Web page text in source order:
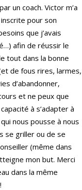
un coach. Victor m’a
pour son
que j’avais
afin de réussir le
tout dans la bonne
de fous rires, larmes,
d’abandonner,
et ne peux que
à s’adapter à
nous pousse à nous
se griller ou de se
(même dans
mon but. Merci
dans la même